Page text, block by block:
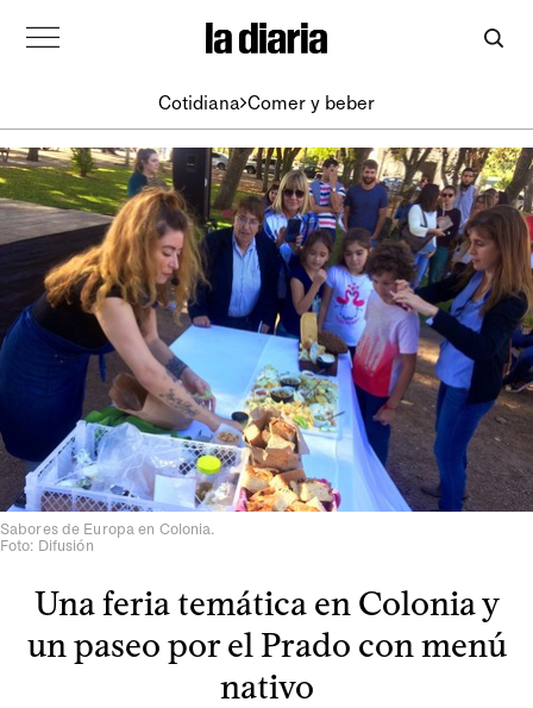
Cotidiana Comer y beber
Sabores de Europa en Colonia.
Foto: Difusión
Una feria temática en Colonia y
un paseo por el Prado con menú
nativo